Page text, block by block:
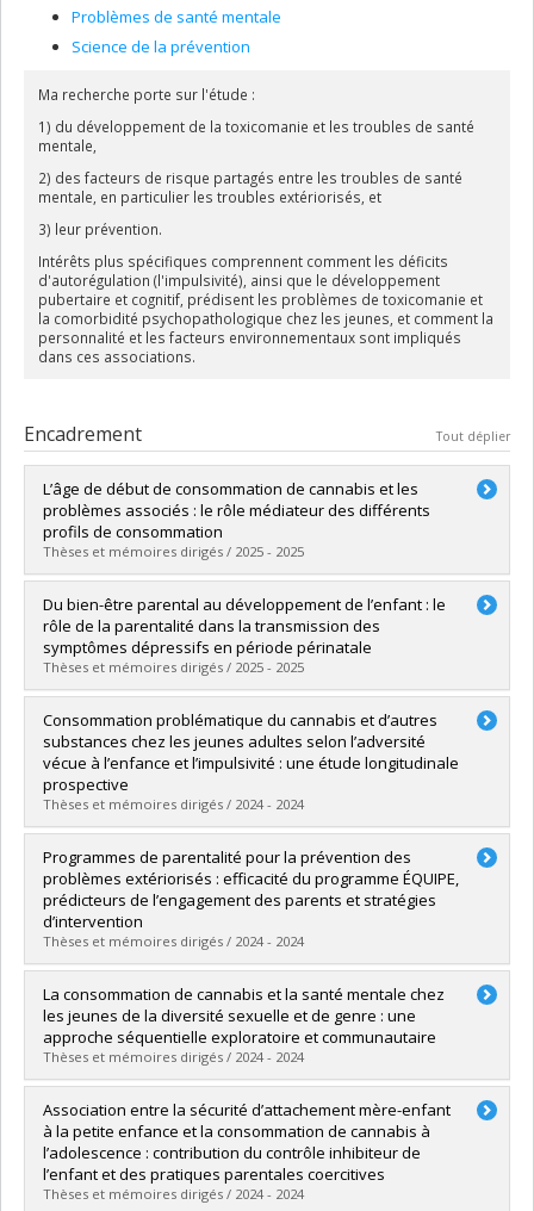
Problèmes de santé mentale
Science de la prévention
Ma recherche porte sur l'étude :
1) du développement de la toxicomanie et les troubles de santé
mentale,
2) des facteurs de risque partagés entre les troubles de santé
mentale, en particulier les troubles extériorisés, et
3) leur prévention.
Intérêts plus spécifiques comprennent comment les déficits
d'autorégulation (l'impulsivité), ainsi que le développement
pubertaire et cognitif, prédisent les problèmes de toxicomanie et
la comorbidité psychopathologique chez les jeunes, et comment la
personnalité et les facteurs environnementaux sont impliqués
dans ces associations.
Encadrement Tout déplier
L’âge de début de consommation de cannabis et les
problèmes associés : le rôle médiateur des différents
profils de consommation
Thèses et mémoires dirigés / 2025 - 2025
Diplômé(e) :Simard, Cléa
Cycle :Maîtrise
Diplôme obtenu :M. Sc.
Lien vers le document dans Papyrus
Du bien-être parental au développement de l’enfant : le
rôle de la parentalité dans la transmission des
symptômes dépressifs en période périnatale
Thèses et mémoires dirigés / 2025 - 2025
Diplômé(e) :Morin, Élisabeth
Cycle :Doctorat
Diplôme obtenu :Ph. D.
Lien vers le document dans Papyrus
Consommation problématique du cannabis et d’autres
substances chez les jeunes adultes selon l’adversité
vécue à l’enfance et l’impulsivité : une étude longitudinale
prospective
Thèses et mémoires dirigés / 2024 - 2024
Diplômé(e) : Vanasse, Gabrielle
Cycle :Maîtrise
Diplôme obtenu :M. Sc.
Lien vers le document dans Papyrus
Programmes de parentalité pour la prévention des
problèmes extériorisés : efficacité du programme ÉQUIPE,
prédicteurs de l’engagement des parents et stratégies
d’intervention
Thèses et mémoires dirigés / 2024 - 2024
Diplômé(e) :Murray, Julie
Cycle :Doctorat
Diplôme obtenu :Ph. D.
Lien vers le document dans Papyrus
La consommation de cannabis et la santé mentale chez
les jeunes de la diversité sexuelle et de genre : une
approche séquentielle exploratoire et communautaire
Thèses et mémoires dirigés / 2024 - 2024
Diplômé(e) :London-Nadeau, Kira
Cycle :Doctorat
Diplôme obtenu :Ph. D.
Lien vers le document dans Papyrus
Association entre la sécurité d’attachement mère-enfant
à la petite enfance et la consommation de cannabis à
l’adolescence : contribution du contrôle inhibiteur de
l’enfant et des pratiques parentales coercitives
Thèses et mémoires dirigés / 2024 - 2024